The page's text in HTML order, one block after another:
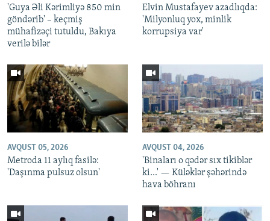
'Guya Əli Kərimliyə 850 min
göndərib' – keçmiş
mühafizəçi tutuldu, Bakıya
verilə bilər
Elvin Mustafayev azadlıqda:
'Milyonluq yox, minlik
korrupsiya var'
AVQUST 05, 2026
Metroda 11 aylıq fasilə:
'Daşınma pulsuz olsun'
AVQUST 04, 2026
'Binaları o qədər sıx tikiblər
ki...' — Küləklər şəhərində
hava böhranı